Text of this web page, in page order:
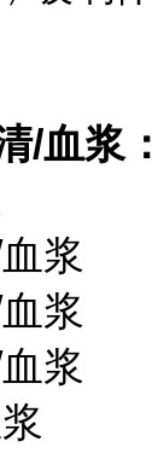
/血浆：
浆
浆
浆